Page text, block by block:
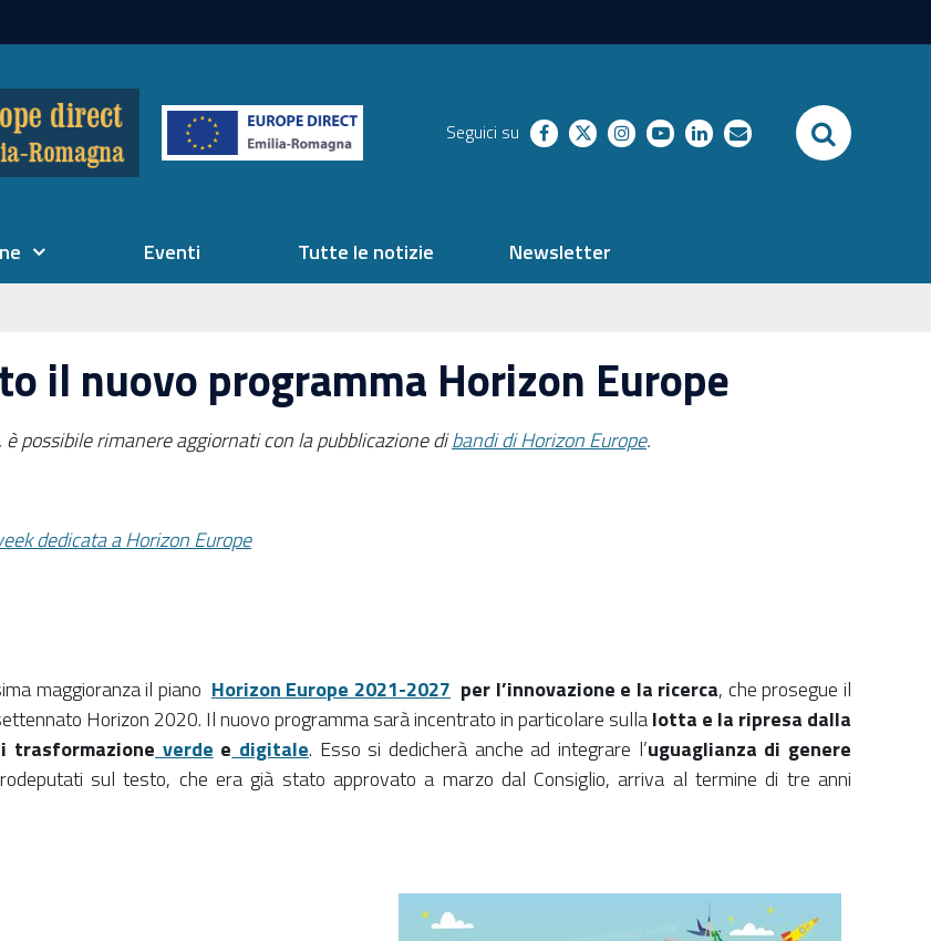
Seguici su facebooktwitterinstagram
youtubelinkedinrichieste SEARCH
Eventi Tutte le notizie Newsletter
il nuovo programma Horizon Europe
possibile rimanere aggiornati con la pubblicazione dibandi di Horizon Europe.
dedicata a Horizon Europe
maggioranza il piano Horizon Europe 2021-2027 per l’innovazione e la ricerca, che prosegue il
Horizon 2020. Il nuovo programma sarà incentrato in particolare sullalotta e la ripresa dalla
trasformazione verde e digitale. Esso si dedicherà anche ad integrare l’uguaglianza di genere
sul testo, che era già stato approvato a marzo dal Consiglio, arriva al termine di tre anni